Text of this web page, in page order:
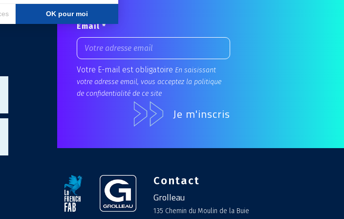
Email *
Votre E-mail est obligatoire En saisissant
votre adresse email, vous acceptez la politique
de confidentialité de ce site
Contact
Grolleau
135 Chemin du Moulin de la Buie